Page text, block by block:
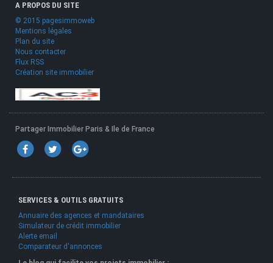
A PROPOS DU SITE
© 2015 pagesimmoweb
Mentions légales
Plan du site
Nous contacter
Flux RSS
Création site immobilier
Partager Immobilier Paris & Ile de France
SERVICES & OUTILS GRATUITS
Annuaire des agences et mandataires
Simulateur de crédit immobilier
Alerte email
Comparateur d'annonces